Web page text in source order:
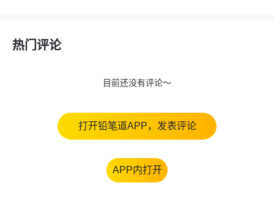
热门评论
目前还没有评论～
打开铅笔道APP，发表评论
APP内打开